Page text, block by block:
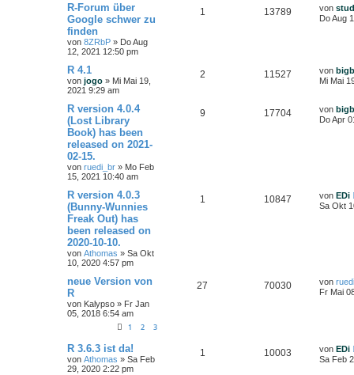
R-Forum über
Google schwer zu
finden
von 8ZRbP » Do Aug
12, 2021 12:50 pm
1 13789 von
Do Aug
R 4.1
von jogo » Mi Mai 19,
2021 9:29 am
2 11527 von
Mi Mai
R version 4.0.4
(Lost Library
Book) has been
released on 2021-
02-15.
von ruedi_br » Mo Feb
15, 2021 10:40 am
9 17704 von
Do Apr
R version 4.0.3
(Bunny-Wunnies
Freak Out) has
been released on
2020-10-10.
von Athomas » Sa Okt
10, 2020 4:57 pm
1 10847 von EDi
Sa Okt
neue Version von
R
von Kalypso » Fr Jan
05, 2018 6:54 am
1 2 3
27 70030 von
Fr Mai
R 3.6.3 ist da!
von Athomas » Sa Feb
29, 2020 2:22 pm
1 10003 von EDi
Sa Feb